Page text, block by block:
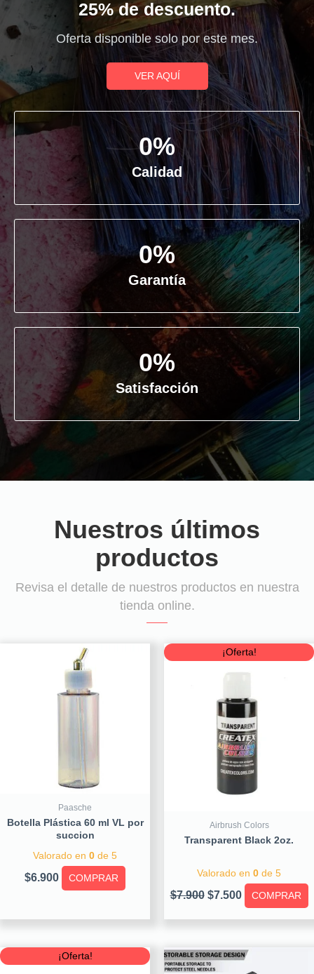
25% de descuento.
Oferta disponible solo por este mes.
VER AQUÍ
Calidad
0%
Garantía
0%
Satisfacción
0%
Nuestros últimos
productos
Revisa el detalle de nuestros productos en nuestra
tienda online.
Paasche
Botella Plástica 60 ml VL por
succion
Valorado en 0 de 5
$6.900 COMPRAR
¡Oferta!
Airbrush Colors
Transparent Black 2oz.
Valorado en 0 de 5
$7.900
Original
price
$7.500
Current
price
COMPRAR
¡Oferta!
Original
price
Current
price